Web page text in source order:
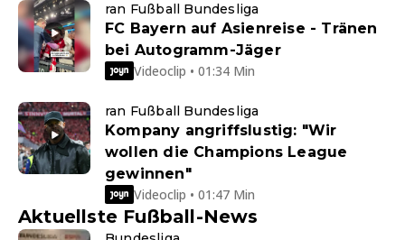
ran Fußball Bundesliga
FC Bayern auf Asienreise - Tränen
bei Autogramm-Jäger
Videoclip • 01:34 Min
ran Fußball Bundesliga
Kompany angriffslustig: "Wir
wollen die Champions League
gewinnen"
Videoclip • 01:47 Min
Aktuellste Fußball-News